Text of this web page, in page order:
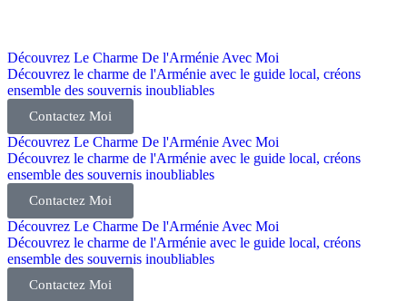
Découvrez Le Charme De l'Arménie Avec Moi
Découvrez le charme de l'Arménie avec le guide local, créons
ensemble des souvernis inoubliables
Contactez Moi
Découvrez Le Charme De l'Arménie Avec Moi
Découvrez le charme de l'Arménie avec le guide local, créons
ensemble des souvernis inoubliables
Contactez Moi
Découvrez Le Charme De l'Arménie Avec Moi
Découvrez le charme de l'Arménie avec le guide local, créons
ensemble des souvernis inoubliables
Contactez Moi